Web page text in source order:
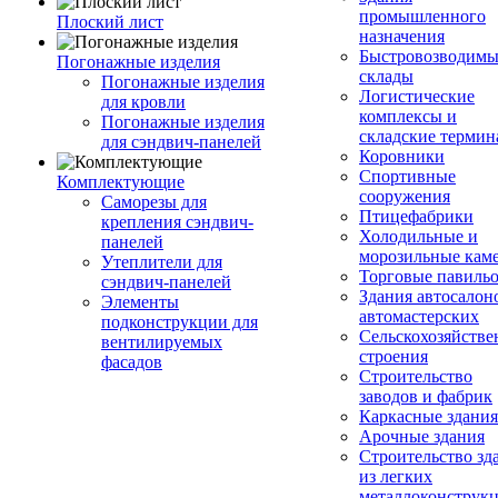
Плоский лист
Погонажные изделия
Погонажные изделия
для кровли
Погонажные изделия
для сэндвич-панелей
Комплектующие
Саморезы для
крепления сэндвич-
панелей
Утеплители для
сэндвич-панелей
Элементы
подконструкции для
вентилируемых
фасадов
промышленного
назначения
склады
Логистические
комплексы и
складские
Коровники
Спортивные
сооружения
Птицефабрики
Холодильные и
морозильные
Торговые
Здания
автомастерских
строения
Строительство
заводов и фабрик
Каркасные здания
Арочные здания
Строительство
из легких